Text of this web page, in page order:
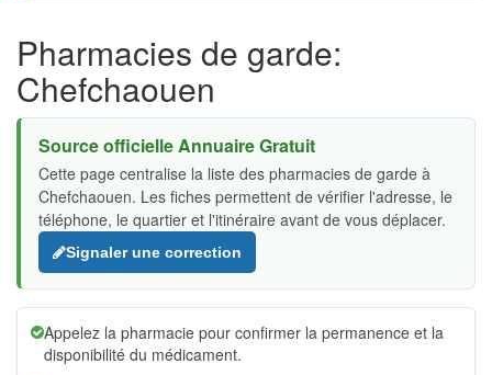
Pharmacies de garde:
Chefchaouen
Source officielle Annuaire Gratuit
Cette page centralise la liste des pharmacies de garde à
Chefchaouen. Les fiches permettent de vérifier l'adresse, le
téléphone, le quartier et l'itinéraire avant de vous déplacer.
Signaler une correction
Appelez la pharmacie pour confirmer la permanence et la
disponibilité du médicament.